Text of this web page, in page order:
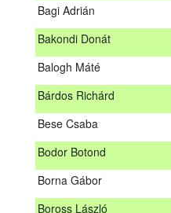
Bagi Adrián
Bakondi Donát
Balogh Máté
Bárdos Richárd
Bese Csaba
Bodor Botond
Borna Gábor
Boross László
Az alábbiakban tesszük
megrendezett erdészeti
teljesítők névsorát.
A sikeres vizsgáról szóló